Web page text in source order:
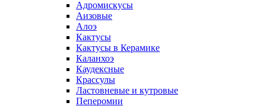
Адромискусы
Аизовые
Алоэ
Кактусы
Кактусы в Керамике
Каланхоэ
Каудексные
Крассулы
Ластовневые и кутровые
Пеперомии